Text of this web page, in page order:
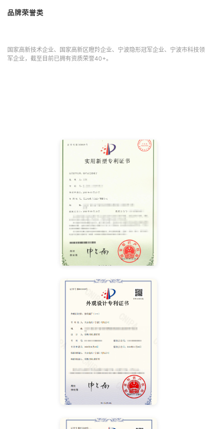
品牌荣誉类
国家高新技术企业、国家高新区瞪羚企业、宁波隐形冠军企业、宁波市科技领
军企业，截至目前已拥有资质荣誉40+。